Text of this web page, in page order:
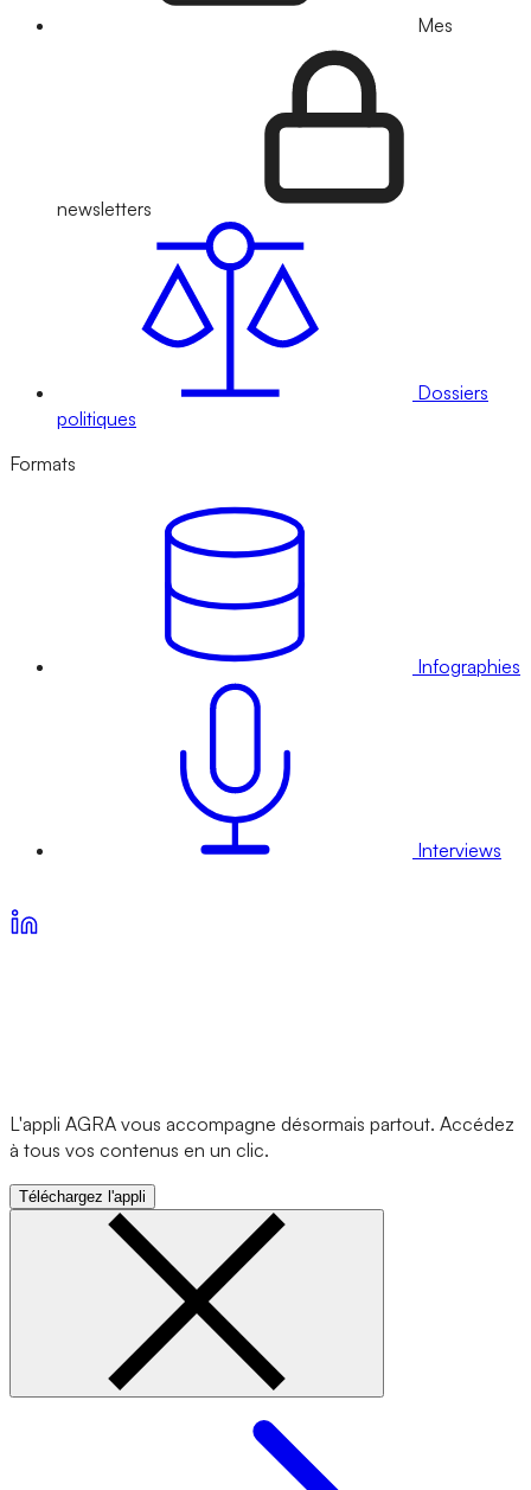
Mes
newsletters
Dossiers
politiques
Formats
Infographies
Interviews
L'appli AGRA vous accompagne désormais partout. Accédez
à tous vos contenus en un clic.
Téléchargez l'appli